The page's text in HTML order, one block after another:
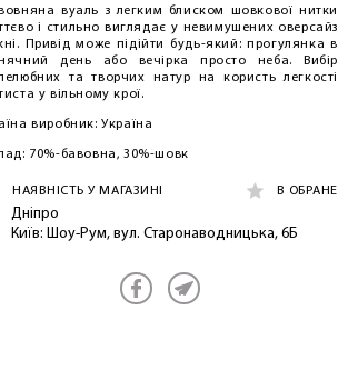
вуаль з легким блиском шовкової нитки
і стильно виглядає у невимушених оверсайз
Привід може підійти будь-який: прогулянка в
день або вечірка просто неба. Вибір
та творчих натур на користь легкості
у вільному крої.
виробник: Україна
70%-бавовна, 30%-шовк
НАЯВНІСТЬ У МАГАЗИНІ В ОБРАНЕ
Дніпро
Київ: Шоу-Рум, вул. Старонаводницька, 6Б